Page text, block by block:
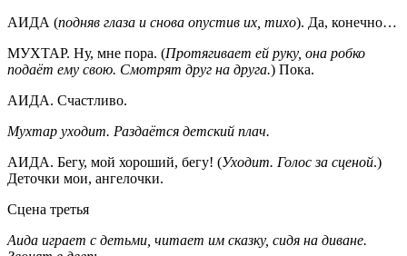
АИДА (подняв глаза и снова опустив их, тихо). Да, конечно…
МУХТАР. Ну, мне пора. (Протягивает ей руку, она робко
подаёт ему свою. Смотрят друг на друга.) Пока.
АИДА. Счастливо.
Мухтар уходит. Раздаётся детский плач.
АИДА. Бегу, мой хороший, бегу! (Уходит. Голос за сценой.)
Деточки мои, ангелочки.
Сцена третья
Аида играет с детьми, читает им сказку, сидя на диване.